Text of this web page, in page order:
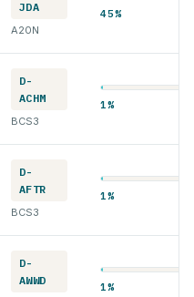
JDA
A20N
45%
D-
ACHM
BCS3
1%
D-
AFTR
BCS3
1%
D-
AWWD
1%